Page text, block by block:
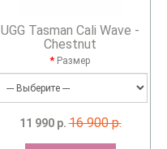
UGG Tasman Cali Wave -
Chestnut
Размер
11 990 р. 16 900 р.